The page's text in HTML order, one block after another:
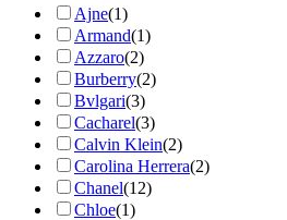
Ajne(1)
Armand(1)
Azzaro(2)
Burberry(2)
Bvlgari(3)
Cacharel(3)
Calvin Klein(2)
Carolina Herrera(2)
Chanel(12)
Chloe(1)